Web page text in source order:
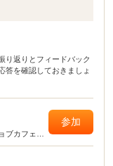
り返りとフィードバック
答を確認しておきましょ
ブカフェ北
参加